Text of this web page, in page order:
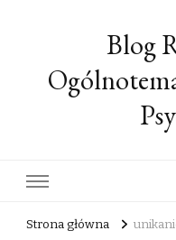
Blog
Strona główna